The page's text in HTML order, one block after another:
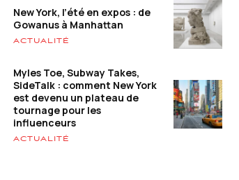
New York, l’été en expos : de
Gowanus à Manhattan
ACTUALITÉ
Myles Toe, Subway Takes,
SideTalk : comment New York
est devenu un plateau de
tournage pour les
influenceurs
ACTUALITÉ